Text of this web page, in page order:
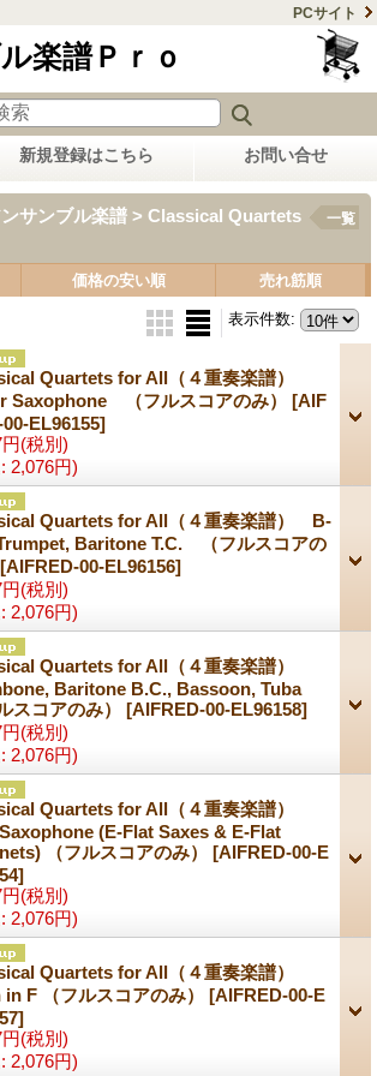
PCサイト
楽譜Ｐｒｏ
新規登録はこちら お問い合せ
サンブル楽譜 > Classical Quartets
一覧
価格の安い順 売れ筋順
表示件数:
Quartets for All（４重奏楽譜）
Saxophone （フルスコアのみ） [AIF
EL96155]
(税別)
: 2,076円)
Quartets for All（４重奏楽譜） B-
Baritone T.C. （フルスコアの
[AIFRED-00-EL96156]
(税別)
: 2,076円)
Quartets for All（４重奏楽譜）
Baritone B.C., Bassoon, Tuba
スコアのみ） [AIFRED-00-EL96158]
(税別)
: 2,076円)
Quartets for All（４重奏楽譜）
(E-Flat Saxes & E-Flat
（フルスコアのみ） [AIFRED-00-E
(税別)
: 2,076円)
Quartets for All（４重奏楽譜）
F （フルスコアのみ） [AIFRED-00-E
(税別)
: 2,076円)